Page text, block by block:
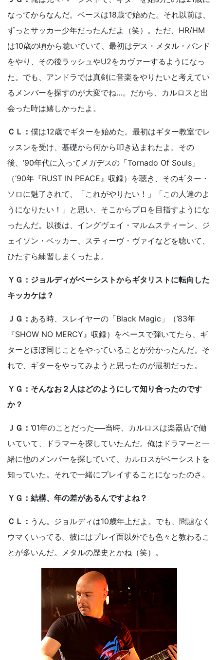
なってからなんだ。ベースは18歳で始めた。それ以前は、
ずっとサッカー少年だったんだよ（笑）。ただ、HR/HM
は10歳の頃から聴いていて、最初はデス・メタル・バンド
をやり、その後ラッシュやU2をカヴァーするようになっ
た。でも、アンドラでは真剣に音楽をやりたいと考えてい
るメンバーを探すのが大変でね…。だから、カルロスと出
会った時は嬉しかったよ。
ＣＬ： 僕は12歳でギターを始めた。最初はギター教室でレ
ッスンを受け、基礎から何から叩き込まれたよ。その
後、’90年代に入ってメガデスの「Tornado Of Souls」
（’90年『RUST IN PEACE』収録）を聴き、そのギター・
ソロに魅了されて、「これがやりたい！」「この人達のよ
うになりたい！」と思い、そこからプロを目指すようにな
ったんだ。以後は、イングヴェイ・マルムスティーン、ジ
ェイソン・ベッカー、スティーヴ・ヴァイなどを聴いて、
ひたすら練習しまくったよ。
ＹＧ：ジョルディがベーシストからギタリストに転向した
キッカケは？
ＪＧ： ある時、スレイヤーの「Black Magic」（’83年
『SHOW NO MERCY』収録）をベースで弾いてたら、ギ
ターとほぼ同じことをやっていることが分かったんだ。そ
れで、ギターをやってみようと思ったのが最初だった。
ＹＧ：そんなお２人はどのようにして知り合ったのです
か？
ＪＧ： ’01年のことだった──当時、カルロスは楽器店で働
いていて、ドラマーを探していたんだ。俺はドラマーと一
緒に他のメンバーを探していて、カルロスがベーシストを
知っていた。それで一緒にプレイすることになったのさ。
ＹＧ：結構、年の差があるんですよね？
ＣＬ： うん。ジョルディは10歳年上だよ。でも、問題なく
ウマくいってる。彼にはプレイ面以外でも色々と教わるこ
とが多いんだ。メタルの歴史とかね（笑）。